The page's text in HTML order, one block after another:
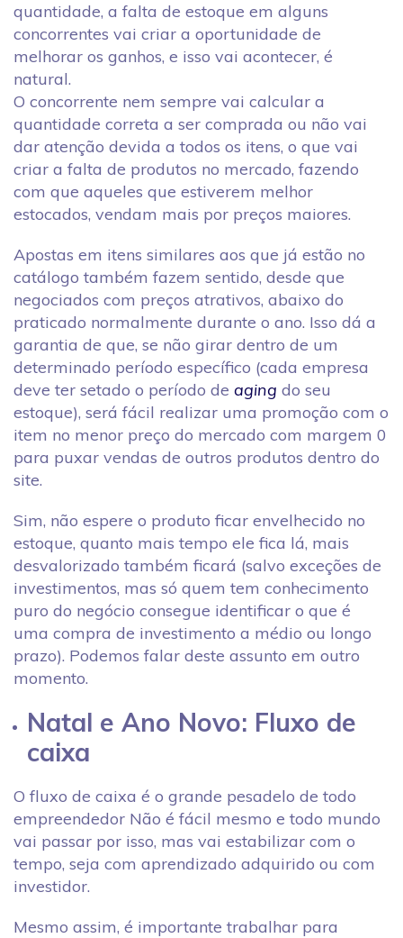
quantidade, a falta de estoque em alguns
concorrentes vai criar a oportunidade de
melhorar os ganhos, e isso vai acontecer, é
natural.
O concorrente nem sempre vai calcular a
quantidade correta a ser comprada ou não vai
dar atenção devida a todos os itens, o que vai
criar a falta de produtos no mercado, fazendo
com que aqueles que estiverem melhor
estocados, vendam mais por preços maiores.
Apostas em itens similares aos que já estão no
catálogo também fazem sentido, desde que
negociados com preços atrativos, abaixo do
praticado normalmente durante o ano. Isso dá a
garantia de que, se não girar dentro de um
determinado período específico (cada empresa
deve ter setado o período de aging do seu
estoque), será fácil realizar uma promoção com o
item no menor preço do mercado com margem 0
para puxar vendas de outros produtos dentro do
site.
Sim, não espere o produto ficar envelhecido no
estoque, quanto mais tempo ele fica lá, mais
desvalorizado também ficará (salvo exceções de
investimentos, mas só quem tem conhecimento
puro do negócio consegue identificar o que é
uma compra de investimento a médio ou longo
prazo). Podemos falar deste assunto em outro
momento.
Natal e Ano Novo: Fluxo de
caixa
O fluxo de caixa é o grande pesadelo de todo
empreendedor Não é fácil mesmo e todo mundo
vai passar por isso, mas vai estabilizar com o
tempo, seja com aprendizado adquirido ou com
investidor.
Mesmo assim, é importante trabalhar para